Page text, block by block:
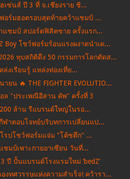
เซ่นส์ ปี 3 ที่ จ.เชียงราย ชิ...
อร์มฮอตรอบสุดท้ายคว้าแชมป์ ...
แชมป์ สปอร์ตฟิสิคชาย ครั้งแรก...
Boy โชว์ฟอร์มร้อนแรงผงาดนำเด...
2026 ทุบสถิติดึง 50 กรรมการโลกตัดส...
ล่งเรียนรู้ แหล่งท่องเที่ย...
ยน 🔥 THE FIGHTER EVOLUTIO...
ล "ประเพณีอีสาน คัพ" ครั้งที่ 3
200 ล้าน รีแบรนด์ใหญ่ในรอ...
ฬาตอบโจทย์บริบทการเปลี่ยนแป...
รปโชว์ฟอร์มแจ่ม "โค้ชตึก" ...
ชมป์เพาะกายอาเซียน วันที่...
ปี ปั้นแบรนด์โรงแรมใหม่ ‘bedZ’
งทศวรรษแห่งความสำเร็จ! คว้ารา...